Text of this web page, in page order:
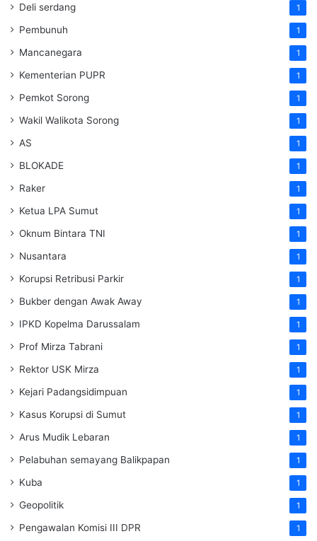
Deli serdang 1
Pembunuh 1
Mancanegara 1
Kementerian PUPR 1
Pemkot Sorong 1
Wakil Walikota Sorong 1
AS 1
BLOKADE 1
Raker 1
Ketua LPA Sumut 1
Oknum Bintara TNI 1
Nusantara 1
Korupsi Retribusi Parkir 1
Bukber dengan Awak Away 1
IPKD Kopelma Darussalam 1
Prof Mirza Tabrani 1
Rektor USK Mirza 1
Kejari Padangsidimpuan 1
Kasus Korupsi di Sumut 1
Arus Mudik Lebaran 1
Pelabuhan semayang Balikpapan 1
Kuba 1
Geopolitik 1
Pengawalan Komisi III DPR 1